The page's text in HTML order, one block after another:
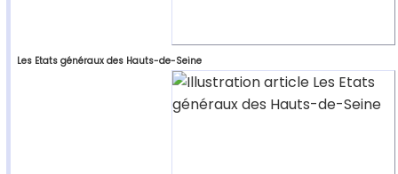
Les Etats généraux des Hauts-de-Seine